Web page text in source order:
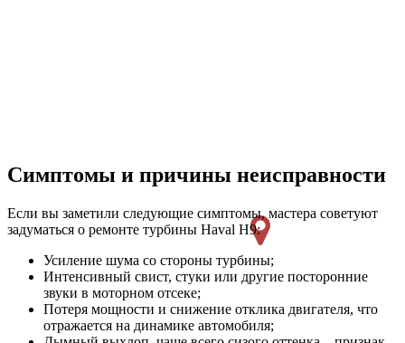
Симптомы и причины неисправности
Если вы заметили следующие симптомы, мастера советуют
задуматься о ремонте турбины Haval H9:
Усиление шума со стороны турбины;
Интенсивный свист, стуки или другие посторонние
звуки в моторном отсеке;
Потеря мощности и снижение отклика двигателя, что
отражается на динамике автомобиля;